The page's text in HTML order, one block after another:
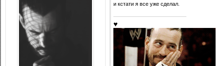
и кстати я все уже сделал.
♥